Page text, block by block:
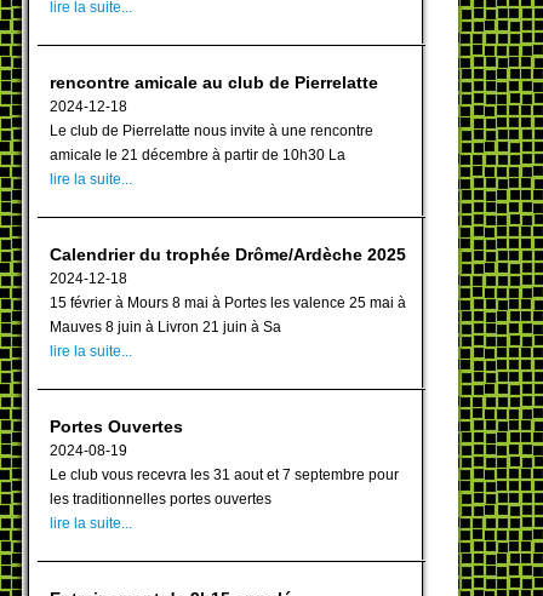
lire la suite...
rencontre amicale au club de Pierrelatte
2024-12-18
Le club de Pierrelatte nous invite à une rencontre
amicale le 21 décembre à partir de 10h30 La
lire la suite...
Calendrier du trophée Drôme/Ardèche 2025
2024-12-18
15 février à Mours 8 mai à Portes les valence 25 mai à
Mauves 8 juin à Livron 21 juin à Sa
lire la suite...
Portes Ouvertes
2024-08-19
Le club vous recevra les 31 aout et 7 septembre pour
les traditionnelles portes ouvertes
lire la suite...